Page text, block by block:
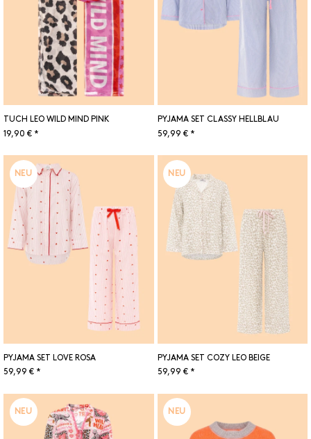
TUCH LEO WILD MIND PINK
19,90 € *
PYJAMA SET CLASSY HELLBLAU
59,99 € *
NEU
PYJAMA SET LOVE ROSA
59,99 € *
NEU
PYJAMA SET COZY LEO BEIGE
59,99 € *
NEU NEU